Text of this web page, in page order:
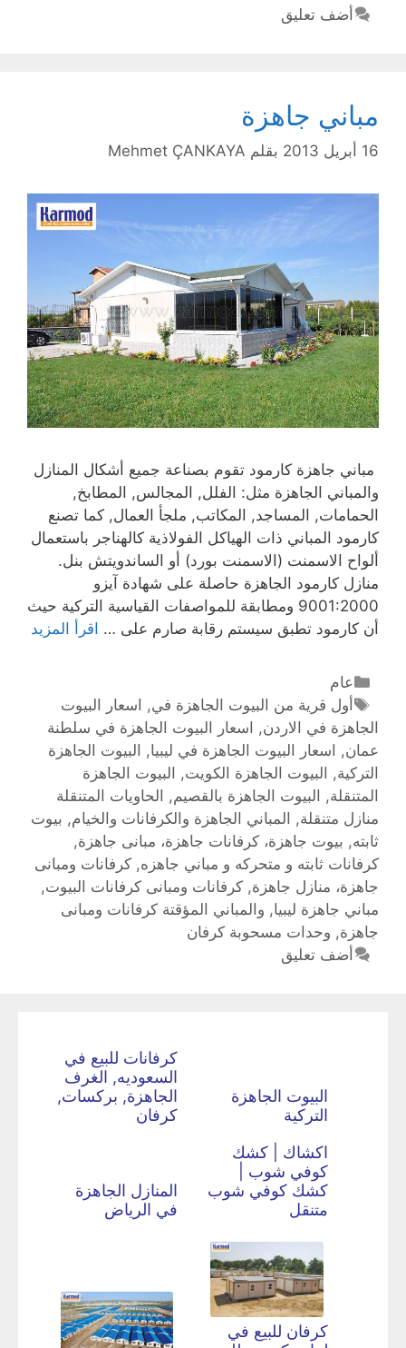
أضف تعليق
مباني جاهزة
16 أبريل 2013 بقلم Mehmet ÇANKAYA
مباني جاهزة كارمود تقوم بصناعة جميع أشكال المنازل
والمباني الجاهزة مثل: الفلل, المجالس, المطابخ,
الحمامات, المساجد, المكاتب, ملجأ العمال, كما تصنع
كارمود المباني ذات الهياكل الفولاذية كالهناجر باستعمال
ألواح الاسمنت (الاسمنت بورد) أو الساندويتش بنل.
منازل كارمود الجاهزة حاصلة على شهادة آيزو
9001:2000 ومطابقة للمواصفات القياسية التركية حيث
أن كارمود تطبق سيستم رقابة صارم على … اقرأ المزيد
عام
أول قرية من البيوت الجاهزة في , اسعار البيوت
الجاهزة في الاردن, اسعار البيوت الجاهزة في سلطنة
عمان, اسعار البيوت الجاهزة في ليبيا, البيوت الجاهزة
التركية, البيوت الجاهزة الكويت, البيوت الجاهزة
المتنقلة, البيوت الجاهزة بالقصيم, الحاويات المتنقلة
منازل متنقلة, المباني الجاهزة والكرفانات والخيام, بيوت
ثابته, بيوت جاهزة، كرفانات جاهزة، مبانى جاهزة,
كرفانات ثابته و متحركه و مباني جاهزه, كرفانات ومبانى
جاهزة، منازل جاهزة, كرفانات ومبانى كرفانات البيوت‎,
مباني جاهزة ليبيا, والمباني المؤقتة كرفانات ومبانى
جاهزة‎, وحدات مسحوبة كرفان
أضف تعليق
البيوت الجاهزة
التركية
كرفانات للبيع في
السعوديه, الغرف
الجاهزة, بركسات,
كرفان
اكشاك | كشك
كوفي شوب |
كشك كوفي شوب
متنقل
المنازل الجاهزة
في الرياض
كرفان للبيع في